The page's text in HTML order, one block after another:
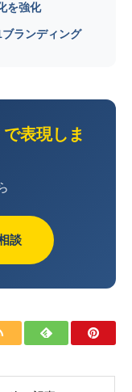
を強化
ランディング
表現しま
談